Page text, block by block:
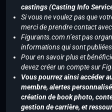
castings (Casting Info
Si vous ne voulez pas que
merci de prendre contact
Figurants.com n’est pas
informations qui sont
Pour en savoir plus et
devez créer un compte sur
Vous pourrez ainsi accéder
membre, alertes
création de book photo,
gestion de carrière, et